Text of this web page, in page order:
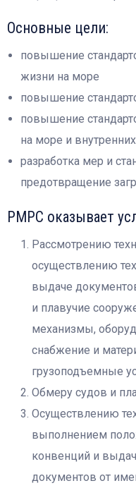
Основные цели:
повышение
жизни на море
повышение
повышение
на море и
разработка мер и
предотвращение
РМРС оказывает
Рассмотрению
осуществлению
выдаче
и плавучие
механизмы,
снабжение и
грузоподъемные
Обмеру судов и
Осуществлению
выполнением
конвенций и
документов от